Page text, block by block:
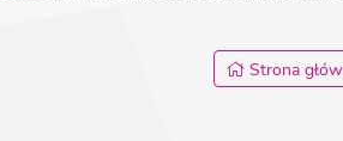
Strona